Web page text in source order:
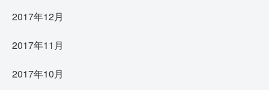
2017年12月
2017年11月
2017年10月